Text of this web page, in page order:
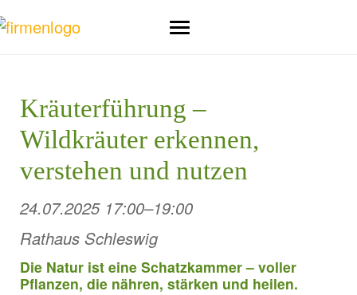
Kräuterführung –
Wildkräuter erkennen,
verstehen und nutzen
24.07.2025 17:00–19:00
Rathaus Schleswig
Die Natur ist eine Schatzkammer – voller
Pflanzen, die nähren, stärken und heilen.